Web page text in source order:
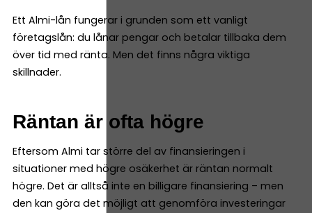
Ett Almi-lån fungerar i grunden som ett vanligt
företagslån: du lånar pengar och betalar tillbaka dem
över tid med ränta. Men det finns några viktiga
skillnader.
Räntan är ofta högre
Eftersom Almi tar större del av finansieringen i
situationer med högre osäkerhet är räntan normalt
högre. Det är alltså inte en billigare finansiering – men
den kan göra det möjligt att genomföra investeringar